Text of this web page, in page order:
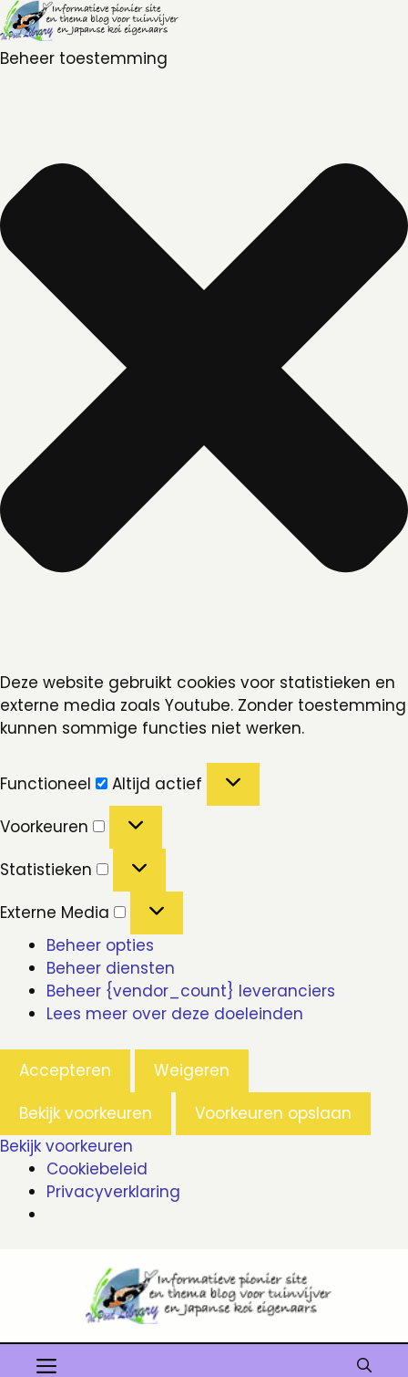
Beheer toestemming
Deze website gebruikt cookies voor statistieken en
externe media zoals Youtube. Zonder toestemming
kunnen sommige functies niet werken.
Functioneel Functioneel
Altijd actief
Voorkeuren
Voorkeuren
Statistieken Statistieken
Externe Media
Externe
Beheer opties
Beheer diensten
Beheer {vendor_count} leveranciers
Lees meer over deze doeleinden
Accepteren
Weigeren
Bekijk voorkeuren
Voorkeuren opslaan
Bekijk voorkeuren
Cookiebeleid
Privacyverklaring